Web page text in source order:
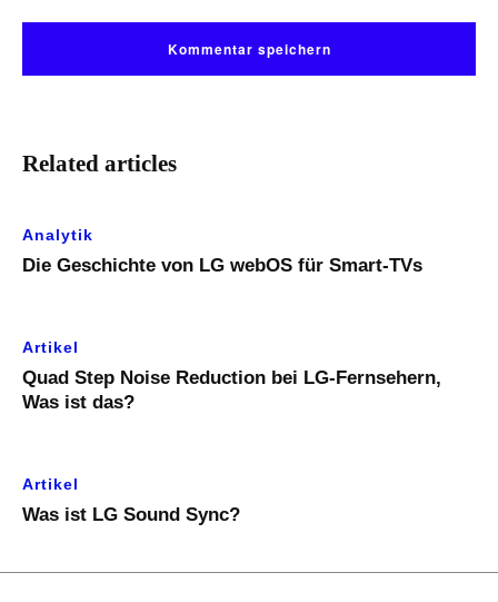
Related articles
Analytik
Die Geschichte von LG webOS für Smart-TVs
Artikel
Quad Step Noise Reduction bei LG-Fernsehern,
Was ist das?
Artikel
Was ist LG Sound Sync?